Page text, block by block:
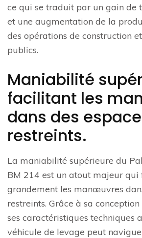
ce qui se traduit par un gain de
et une augmentation de la
des opérations de construction
publics.
Maniabilité
facilitant les
dans des
restreints.
La maniabilité supérieure du
BM 214 est un atout majeur qui
grandement les manœuvres
restreints. Grâce à sa
ses caractéristiques techniques
véhicule de levage peut